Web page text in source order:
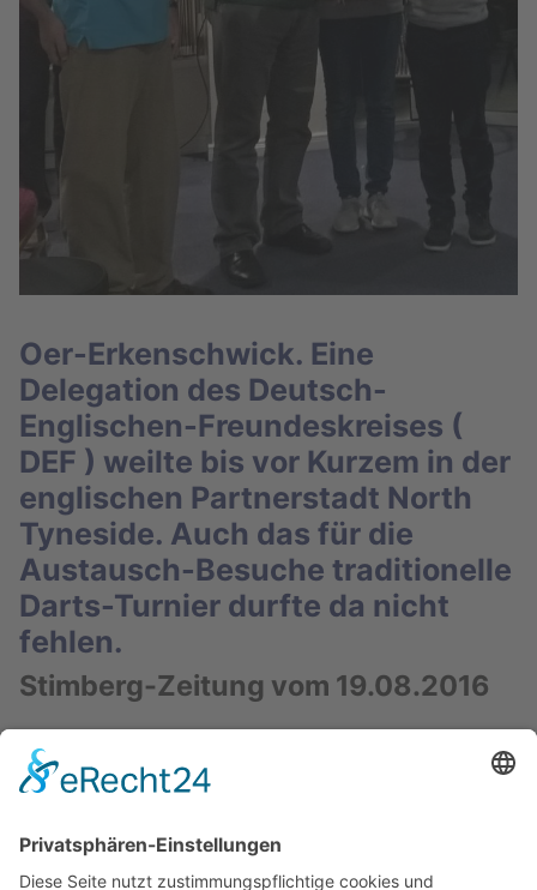
Oer-Erkenschwick. Eine
Delegation des Deutsch-
Englischen-Freundeskreises (
DEF ) weilte bis vor Kurzem in der
englischen Partnerstadt North
Tyneside. Auch das für die
Austausch-Besuche traditionelle
Darts-Turnier durfte da nicht
fehlen.
Stimberg-Zeitung vom 19.08.2016
Und es war für die Reisenden erneut von Erfolg
gekrönt. "Es war sehr spannend. Cord Rahemipour -
gelungen. Darüber haben wir uns natürlich sehr gefreut.
Jetzt haben wir schon dreimal in Folge gewonnen",